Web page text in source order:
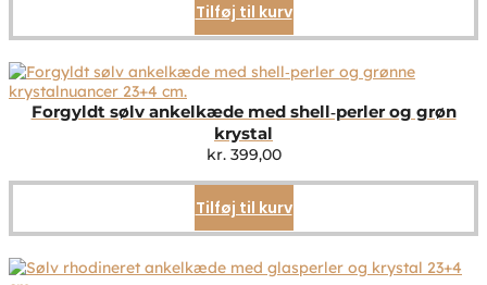
Tilføj til kurv
Forgyldt sølv ankelkæde med shell‑perler og grøn
krystal
kr.399,00
Tilføj til kurv